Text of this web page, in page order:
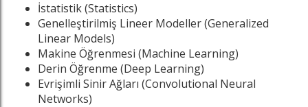
İstatistik (Statistics)
Genelleştirilmiş Lineer Modeller (Generalized
Linear Models)
Makine Öğrenmesi (Machine Learning)
Derin Öğrenme (Deep Learning)
Evrişimli Sinir Ağları (Convolutional Neural
Networks)